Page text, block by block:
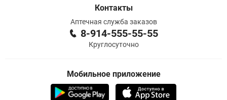
Контакты
Аптечная служба заказов
8-914-555-55-55
Круглосуточно
Мобильное приложение